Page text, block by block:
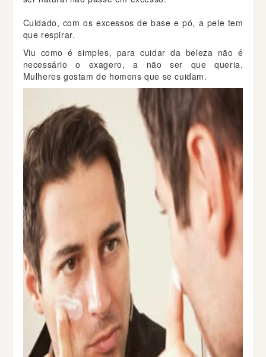
Cuidado, com os excessos de base e pó, a pele tem
que respirar.
Viu como é simples, para cuidar da beleza não é
necessário o exagero, a não ser que queria.
Mulheres gostam de homens que se cuidam.